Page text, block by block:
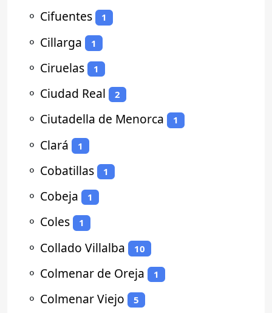
⚬ Cifuentes 1
⚬ Cillarga 1
⚬ Ciruelas 1
⚬ Ciudad Real 2
⚬ Ciutadella de Menorca 1
⚬ Clará 1
⚬ Cobatillas 1
⚬ Cobeja 1
⚬ Coles 1
⚬ Collado Villalba 10
⚬ Colmenar de Oreja 1
⚬ Colmenar Viejo 5